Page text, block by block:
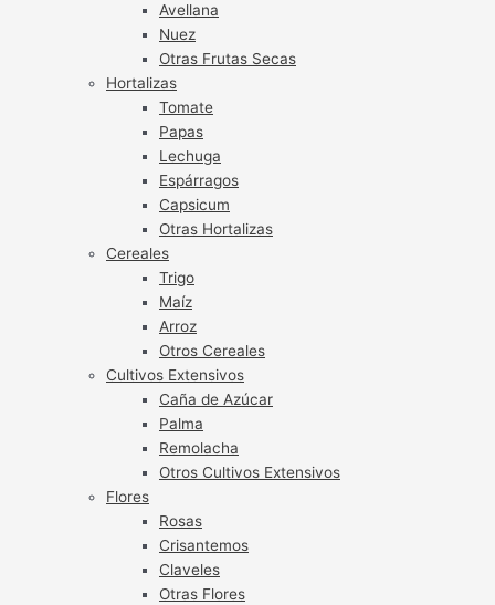
Avellana
Nuez
Otras Frutas Secas
Hortalizas
Tomate
Papas
Lechuga
Espárragos
Capsicum
Otras Hortalizas
Cereales
Trigo
Maíz
Arroz
Otros Cereales
Cultivos Extensivos
Caña de Azúcar
Palma
Remolacha
Otros Cultivos Extensivos
Flores
Rosas
Crisantemos
Claveles
Otras Flores